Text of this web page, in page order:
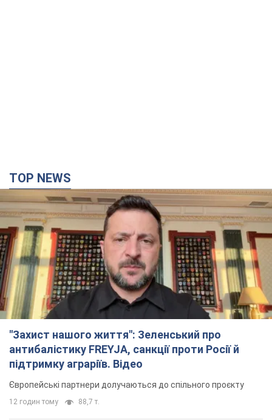
TOP NEWS
"Захист нашого життя": Зеленський про
антибалістику FREYJA, санкції проти Росії й
підтримку аграріїв. Відео
Європейські партнери долучаються до спільного проєкту
12 годин тому 88,7 т.